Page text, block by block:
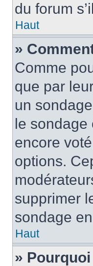
du forum
Haut
»
Comme
que par
un
le sondage
encore
options.
supprimer
sondage
Haut
»